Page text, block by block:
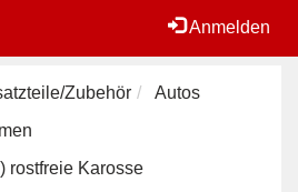
Anmelden
Zubehör
Autos
rostfreie Karosse